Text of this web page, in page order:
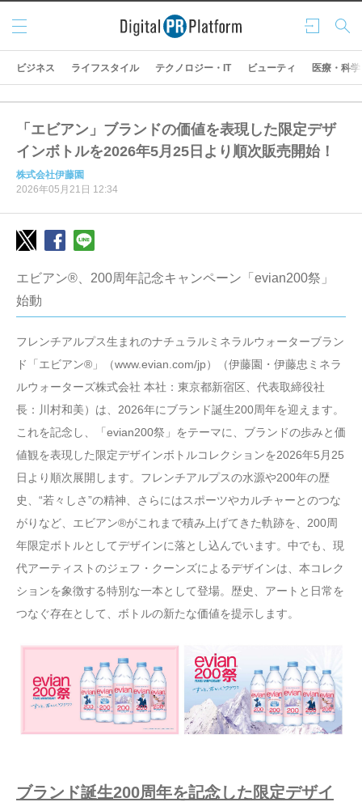
ログ
イン
検索
メニ
ュー
ビジネス ライフスタイル テクノロジー・IT ビューティ 医療・科学
「エビアン」ブランドの価値を表現した限定デザ
インボトルを2026年5月25日より順次販売開始！
株式会社伊藤園
2026年05月21日 12:34
エビアン®、200周年記念キャンペーン「evian200祭」
始動
フレンチアルプス生まれのナチュラルミネラルウォーターブラン
ド「エビアン®」（www.evian.com/jp）（伊藤園・伊藤忠ミネラ
ルウォーターズ株式会社 本社：東京都新宿区、代表取締役社
長：川村和美）は、2026年にブランド誕生200周年を迎えます。
これを記念し、「evian200祭」をテーマに、ブランドの歩みと価
値観を表現した限定デザインボトルコレクションを2026年5月25
日より順次展開します。フレンチアルプスの水源や200年の歴
史、“若々しさ”の精神、さらにはスポーツやカルチャーとのつな
がりなど、エビアン®がこれまで積み上げてきた軌跡を、200周
年限定ボトルとしてデザインに落とし込んでいます。中でも、現
代アーティストのジェフ・クーンズによるデザインは、本コレク
ションを象徴する特別な一本として登場。歴史、アートと日常を
つなぐ存在として、ボトルの新たな価値を提示します。
ブランド誕生200周年を記念した限定デザイ